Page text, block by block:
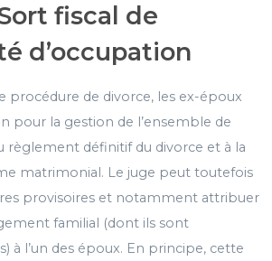
fiscal de
d’occupation
procédure de divorce, les ex-époux
pour la gestion de l’ensemble de
règlement définitif du divorce et à la
matrimonial. Le juge peut toutefois
provisoires et notamment attribuer
familial (dont ils sont
à l’un des époux. En principe, cette